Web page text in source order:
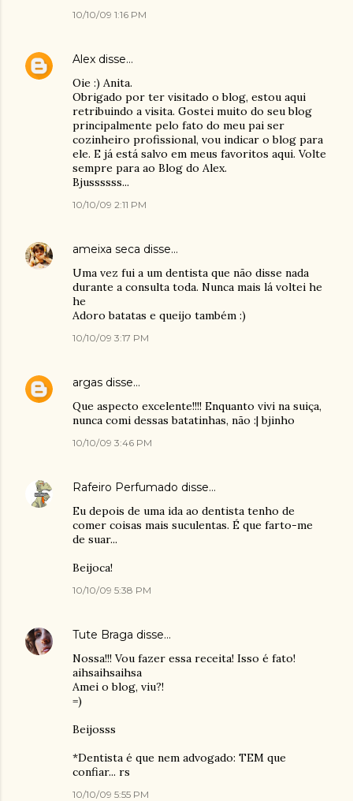
10/10/09 1:16 PM
Alex disse…
Oie :) Anita.
Obrigado por ter visitado o blog, estou aqui
retribuindo a visita. Gostei muito do seu blog
principalmente pelo fato do meu pai ser
cozinheiro profissional, vou indicar o blog para
ele. E já está salvo em meus favoritos aqui. Volte
sempre para ao Blog do Alex.
Bjussssss...
10/10/09 2:11 PM
ameixa seca disse…
Uma vez fui a um dentista que não disse nada
durante a consulta toda. Nunca mais lá voltei he
he
Adoro batatas e queijo também :)
10/10/09 3:17 PM
argas disse…
Que aspecto excelente!!!! Enquanto vivi na suiça,
nunca comi dessas batatinhas, não :| bjinho
10/10/09 3:46 PM
Rafeiro Perfumado disse…
Eu depois de uma ida ao dentista tenho de
comer coisas mais suculentas. É que farto-me
de suar...
Beijoca!
10/10/09 5:38 PM
Tute Braga disse…
Nossa!!! Vou fazer essa receita! Isso é fato!
aihsaihsaihsa
Amei o blog, viu?!
=)
Beijosss
*Dentista é que nem advogado: TEM que
confiar... rs
10/10/09 5:55 PM